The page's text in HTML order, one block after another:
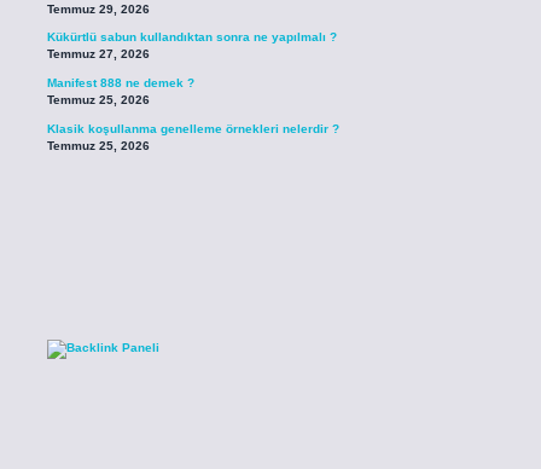
Temmuz 29, 2026
Kükürtlü sabun kullandıktan sonra ne yapılmalı ?
Temmuz 27, 2026
Manifest 888 ne demek ?
Temmuz 25, 2026
Klasik koşullanma genelleme örnekleri nelerdir ?
Temmuz 25, 2026